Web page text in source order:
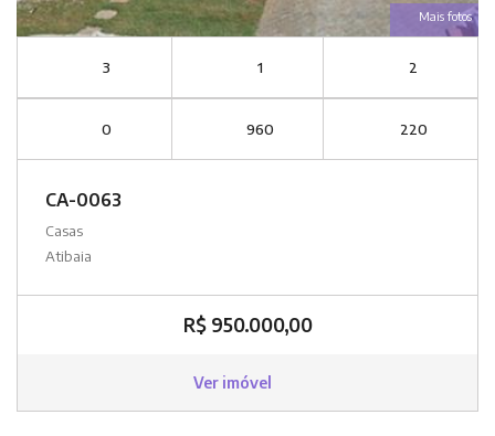
Mais fotos
3 1 2
0 960 220
CA-0063
Casas
Atibaia
R$ 950.000,00
Ver imóvel